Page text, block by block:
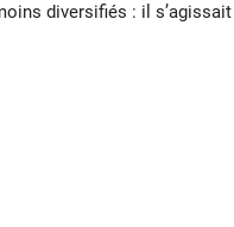
diversifiés : il